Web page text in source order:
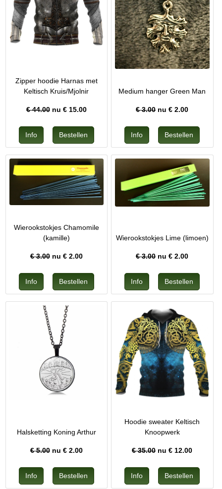
Zipper hoodie Harnas met
Keltisch Kruis/Mjolnir
€ 44.00nu € 15.00
Medium hanger Green Man
€ 3.00nu €2.00
Wierookstokjes Chamomile
(kamille)
€ 3.00nu € 2.00
Wierookstokjes Lime (limoen)
€ 3.00nu €2.00
Halsketting Koning Arthur
€ 5.00nu € 2.00
Hoodie sweater Keltisch
Knoopwerk
€ 35.00nu €12.00